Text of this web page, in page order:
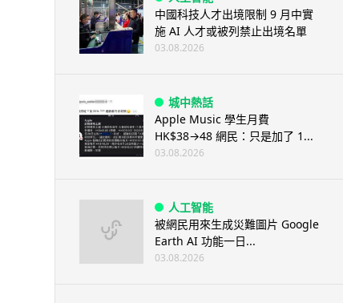
中國科技人才出境限制 9 月中實
施 AI 人才或被列禁止出境名單
03.08.2026
城中熱話
Apple Music 學生月費
HK$38→48 網民：只是加了 1...
03.08.2026
人工智能
被網民用來生成災難圖片 Google
Earth AI 功能一日...
03.08.2026